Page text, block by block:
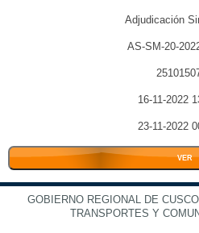
Adjudicación
AS-SM-20-
16-11-2022
23-11-2022
VER
GOBIERNO REGIONAL DE
TRANSPORTES Y